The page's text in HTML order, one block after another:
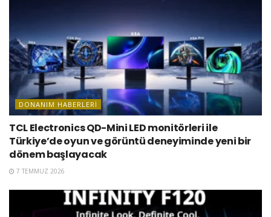
DONANIM HABERLERI
TCL Electronics QD-Mini LED monitörleri ile
Türkiye’de oyun ve görüntü deneyiminde yeni bir
dönem başlayacak
7 TEMMUZ 2026